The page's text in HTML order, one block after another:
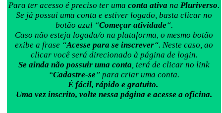
Para ter acesso é preciso ter umaconta ativa naPluriverso.
Se já possui uma conta e estiver logado, basta clicar no
botão azul “Começar atividade“.
Caso não esteja logada/o na plataforma, o mesmo botão
exibe a frase “Acesse para se inscrever“. Neste caso, ao
clicar você será direcionado à página de login.
Se ainda não possuir uma conta, terá de clicar no link
“Cadastre-se” para criar uma conta.
É fácil, rápido e gratuito.
Uma vez inscrito, volte nessa página e acesse a oficina.